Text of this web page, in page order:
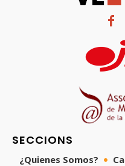
SECCIONS
¿Quienes Somos?